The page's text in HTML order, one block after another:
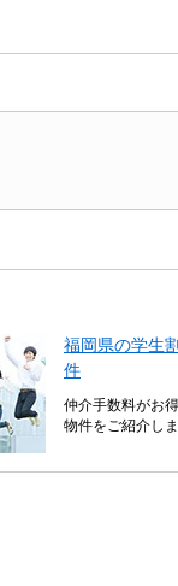
福岡県の学生
件
仲介手数料がお
物件をご紹介しま